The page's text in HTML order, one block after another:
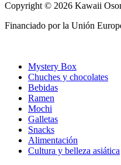
Copyright © 2026 Kawaii
Financiado por la Unión
Mystery Box
Chuches y chocolates
Bebidas
Ramen
Mochi
Galletas
Snacks
Alimentación
Cultura y belleza asiática